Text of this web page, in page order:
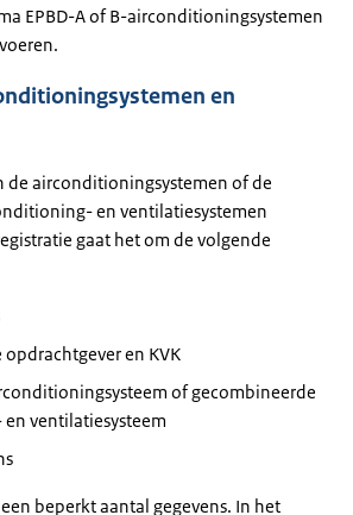
EPBD-A of B-airconditioningsystemen
en
de airconditioningsystemen of de
en ventilatiesystemen
gaat het om de volgende
opdrachtgever en KVK
of gecombineerde
ventilatiesysteem
beperkt aantal gegevens. In het